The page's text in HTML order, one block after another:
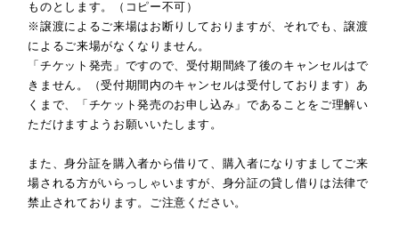
ものとします。（コピー不可）
※譲渡によるご来場はお断りしておりますが、それでも、譲渡
によるご来場がなくなりません。
「チケット発売」ですので、受付期間終了後のキャンセルはで
きません。（受付期間内のキャンセルは受付しております）あ
くまで、「チケット発売のお申し込み」であることをご理解い
ただけますようお願いいたします。
また、身分証を購入者から借りて、購入者になりすましてご来
場される方がいらっしゃいますが、身分証の貸し借りは法律で
禁止されております。ご注意ください。